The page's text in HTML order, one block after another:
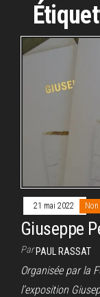
21 mai 2022 Non
Giuseppe
ParPAUL RASSAT
Organisée par la
l’exposition